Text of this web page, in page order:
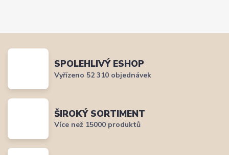
SPOLEHLIVÝ ESHOP
Vyřízeno 52 310 objednávek
ŠIROKÝ SORTIMENT
Více než 15000 produktů